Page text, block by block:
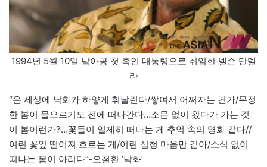
1994년 5월 10일 남아공 첫 흑인 대통령으로 취임한 넬슨 만델
라
“온 세상에 낙화가 하얗게 휘날린다/쌓여서 어쩌자는 건가/무정
한 봄이 물오르기도 전에 떠나간다…소문 없이 왔다가 가는 것
이 봄이런가?…꽃들이 일제히 떠나는 게 추억 속의 영화 같다//
여린 꽃잎 떨어져 흐르는 게/어린 심청 마음만 같아/소식 없이
떠나는 봄이 아리다”-오철환 ‘낙화’